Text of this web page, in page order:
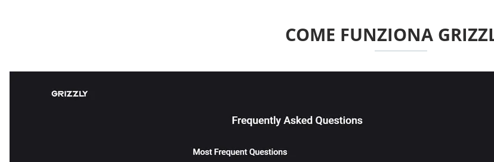
COME FUNZIONA